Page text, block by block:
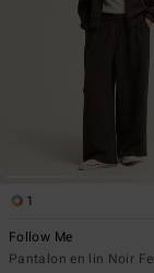
1
Follow Me
Pantalon en lin Noir